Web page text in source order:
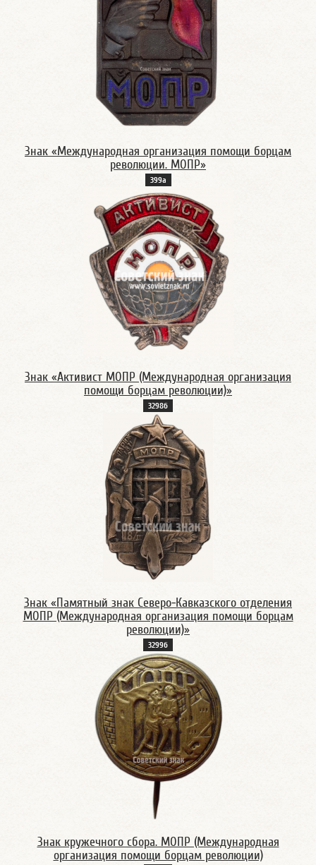
Знак «Международная организация помощи борцам
революции. МОПР»
399а
Знак «Активист МОПР (Международная организация
помощи борцам революции)»
3298б
Знак «Памятный знак Северо-Кавказского отделения
МОПР (Международная организация помощи борцам
революции)»
3299б
Знак кружечного сбора. МОПР (Международная
организация помощи борцам революции)